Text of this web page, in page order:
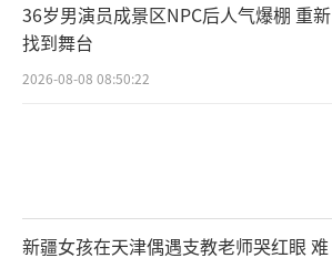
36岁男演员成景区NPC后人气爆棚 重新
找到舞台
2026-08-08 08:50:22
新疆女孩在天津偶遇支教老师哭红眼 难